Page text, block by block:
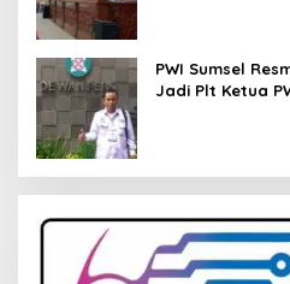
PWI Sumsel
Jadi Plt Ketua